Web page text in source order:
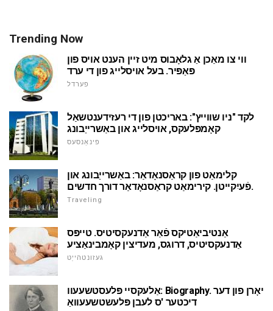
Trending Now
ווי צו מאַכן אַ גלאָבוס מיט זיין הענט אויס פון
פּאַפּיר. בעל אויסלייג פון די ערד
פערדל
לקד "ניו שווייץ": באריכטן פון די רעזידענטשאַל
קאָמפּלעקס, אויסלייג און באַשרייַבונג
פינאַנסעס
קלימאַט פון קראַסנאָדאַר: באַשרייַבונג און
פֿעיִקייטן. קירימאַט קראַסנאָדאַר דורך חדשים.
Traveling
אַנטיביאַטיקס פֿאַר אַדנעקסיטיס. טייפּס
אַדנעקסיטיס, דרוגס, מעדיצין קאָמבינאַציע
געזונטהייַט
אַלעקסיי פּלעסטשעעוו: Biography. יאָרן פון דער
דיכטער 'ס לעבן פּלעשטשעעוואַ